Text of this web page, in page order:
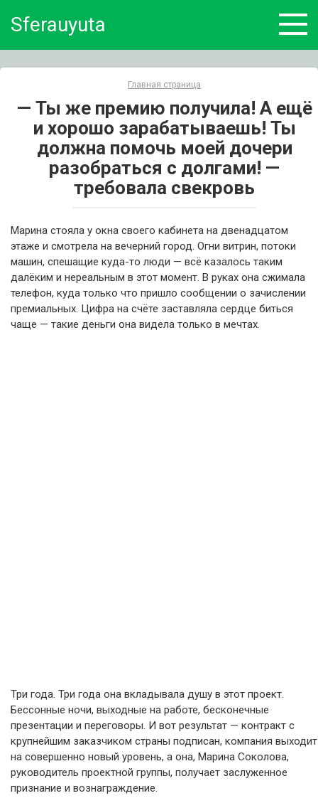
Sferauyuta
Главная страница
— Ты же премию получила! А ещё
и хорошо зарабатываешь! Ты
должна помочь моей дочери
разобраться с долгами! —
требовала свекровь
Марина стояла у окна своего кабинета на двенадцатом
этаже и смотрела на вечерний город. Огни витрин, потоки
машин, спешащие куда-то люди — всё казалось таким
далёким и нереальным в этот момент. В руках она сжимала
телефон, куда только что пришло сообщении о зачислении
премиальных. Цифра на счёте заставляла сердце биться
чаще — такие деньги она видела только в мечтах.
Три года. Три года она вкладывала душу в этот проект.
Бессонные ночи, выходные на работе, бесконечные
презентации и переговоры. И вот результат — контракт с
крупнейшим заказчиком страны подписан, компания выходит
на совершенно новый уровень, а она, Марина Соколова,
руководитель проектной группы, получает заслуженное
признание и вознаграждение.